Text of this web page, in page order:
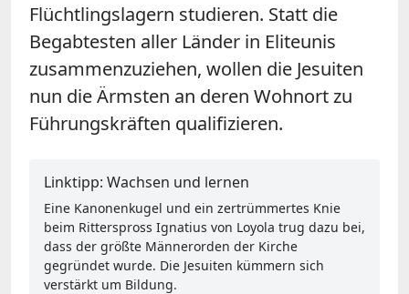
Flüchtlingslagern studieren. Statt die
Begabtesten aller Länder in Eliteunis
zusammenzuziehen, wollen die Jesuiten
nun die Ärmsten an deren Wohnort zu
Führungskräften qualifizieren.
Linktipp: Wachsen und lernen
Eine Kanonenkugel und ein zertrümmertes Knie
beim Ritterspross Ignatius von Loyola trug dazu bei,
dass der größte Männerorden der Kirche
gegründet wurde. Die Jesuiten kümmern sich
verstärkt um Bildung.